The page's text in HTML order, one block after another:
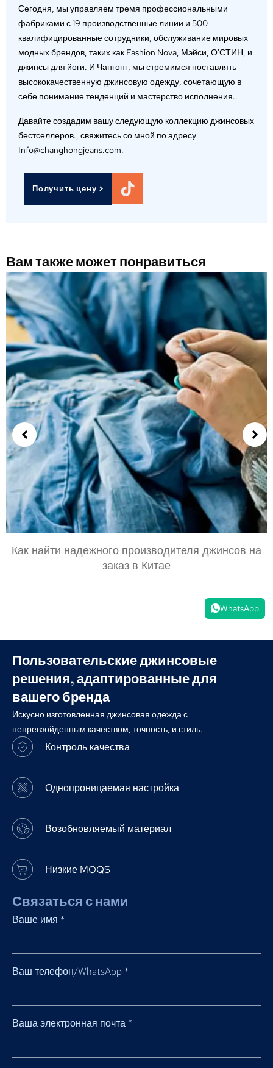
Сегодня, мы управляем тремя профессиональными
фабриками с 19 производственные линии и 500
квалифицированные сотрудники, обслуживание мировых
модных брендов, таких как Fashion Nova, Мэйси, О'СТИН, и
джинсы для йоги. И Чангонг, мы стремимся поставлять
высококачественную джинсовую одежду, сочетающую в
себе понимание тенденций и мастерство исполнения..
Давайте создадим вашу следующую коллекцию джинсовых
бестселлеров., свяжитесь со мной по адресу
Info@changhongjeans.com.
Получить цену >
Вам также может понравиться
Как найти надежного производителя джинсов на
заказ в Китае
Пользовательские джинсовые
решения, адаптированные для
вашего бренда
Искусно изготовленная джинсовая одежда с
непревзойденным качеством, точность, и стиль.
Контроль качества
Однопроницаемая настройка
Возобновляемый материал
Низкие MOQS
Связаться с нами
Ваше имя *
Ваш телефон/WhatsApp *
Ваша электронная почта *
WhatsApp